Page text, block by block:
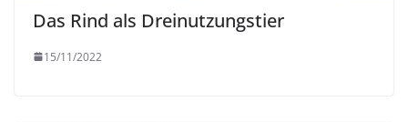
Das Rind als Dreinutzungstier
15/11/2022